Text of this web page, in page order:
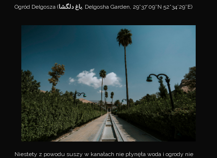
Ogród Delgosza (باغ دلگشا, Delgosha Garden, 29°37’09″N 52°34’29″E)
Niestety z powodu suszy w kanałach nie płynęła woda i ogrody nie